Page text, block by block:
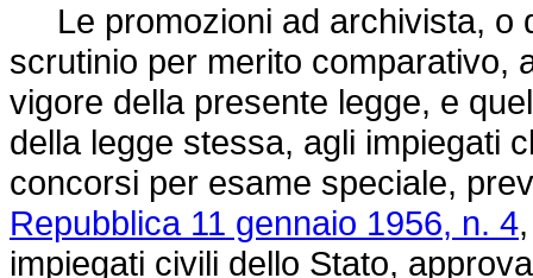
Le promozioni ad archivista, o
scrutinio per merito comparativo,
vigore della presente legge, e
della legge stessa, agli impiegati
concorsi per esame speciale,
Repubblica 11 gennaio 1956, n. 4
impiegati civili dello Stato,